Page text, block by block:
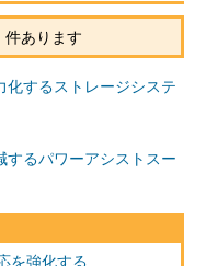
件あります
化するストレージシステ
するパワーアシストスー
を強化する